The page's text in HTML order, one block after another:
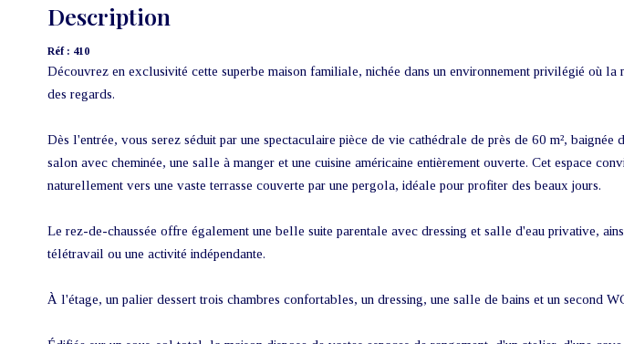
Description
Réf : 410
Découvrez en exclusivité cette superbe maison familiale, nichée dans un environnement privilégié où la
des regards.
Dès l'entrée, vous serez séduit par une spectaculaire pièce de vie cathédrale de près de 60 m², baignée
salon avec cheminée, une salle à manger et une cuisine américaine entièrement ouverte. Cet espace
naturellement vers une vaste terrasse couverte par une pergola, idéale pour profiter des beaux jours.
Le rez-de-chaussée offre également une belle suite parentale avec dressing et salle d'eau privative,
télétravail ou une activité indépendante.
À l'étage, un palier dessert trois chambres confortables, un dressing, une salle de bains et un second